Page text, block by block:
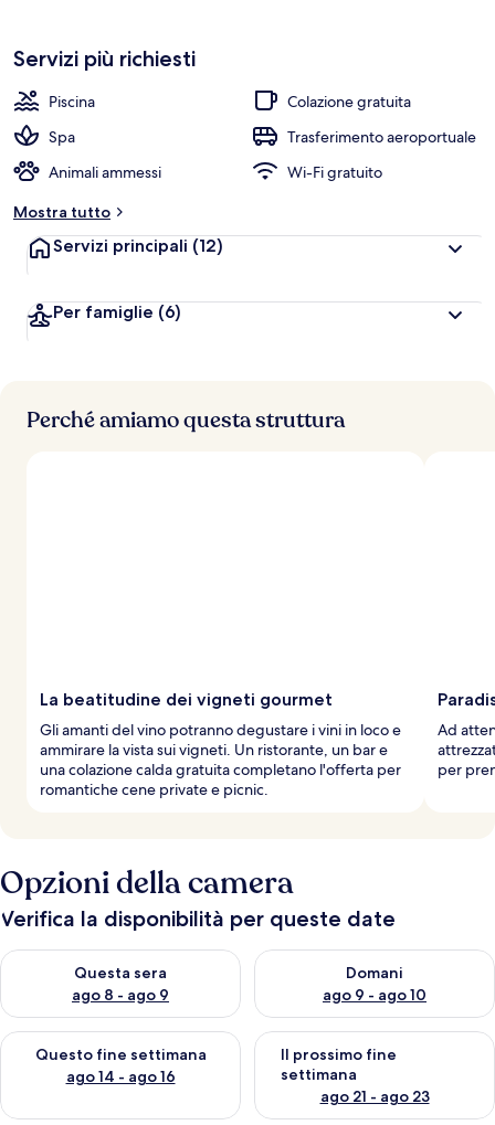
Servizi più richiesti
Piscina
Colazione gratuita
Spa
Trasferimento aeroportuale
Animali ammessi
Wi-Fi gratuito
Mostra tutto
Servizi principali (12)
Per famiglie (6)
Perché amiamo questa struttura
La beatitudine dei vigneti gourmet
Gli amanti del vino potranno degustare i vini in loco e
ammirare la vista sui vigneti. Un ristorante, un bar e
una colazione calda gratuita completano l'offerta per
romantiche cene private e picnic.
Ad
per
Opzioni della camera
Verifica la disponibilità per queste date
Questa sera
ago 8 - ago 9
Verifica la disponibilità per questa sera, ago 8 - ago 9
Domani
ago 9 - ago 10
Verifica la disponibilità per
Questo fine settimana
ago 14 - ago 16
Verifica la disponibilità per questo fine settimana, ago 14 -
Il prossimo fine
settimana
ago 21 - ago 23
Verifica la disponibilità per il